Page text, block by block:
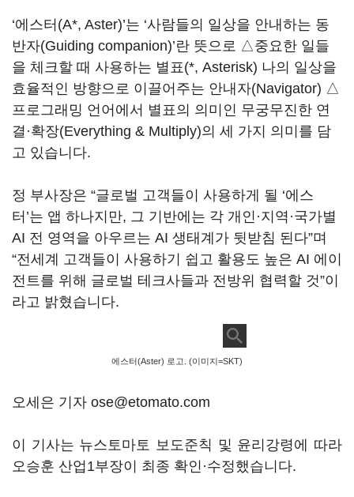
‘에스터(A*, Aster)’는 ‘사람들의 일상을 안내하는 동
반자(Guiding companion)’란 뜻으로 △중요한 일들
을 체크할 때 사용하는 별표(*, Asterisk) 나의 일상을
효율적인 방향으로 이끌어주는 안내자(Navigator) △
프로그래밍 언어에서 별표의 의미인 무궁무진한 연
결·확장(Everything & Multiply)의 세 가지 의미를 담
고 있습니다.
정 부사장은 “글로벌 고객들이 사용하게 될 ‘에스
터’는 앱 하나지만, 그 기반에는 각 개인·지역·국가별
AI 전 영역을 아우르는 AI 생태계가 뒷받침 된다”며
“전세계 고객들이 사용하기 쉽고 활용도 높은 AI 에이
전트를 위해 글로벌 테크사들과 전방위 협력할 것”이
라고 밝혔습니다.
에스터(Aster) 로고. (이미지=SKT)
오세은 기자 ose@etomato.com
이 기사는 뉴스토마토 보도준칙 및 윤리강령에 따라
오승훈 산업1부장이 최종 확인·수정했습니다.